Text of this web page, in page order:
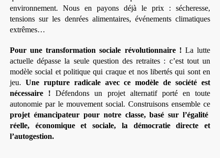
environnement. Nous en payons déjà le prix : sécheresse,
tensions sur les denrées alimentaires, événements climatiques
extrêmes…
Pour une transformation sociale révolutionnaire ! La lutte
actuelle dépasse la seule question des retraites : c’est tout un
modèle social et politique qui craque et nos libertés qui sont en
jeu. Une rupture radicale avec ce modèle de société est
nécessaire ! Défendons un projet alternatif porté en toute
autonomie par le mouvement social. Construisons ensemble ce
projet émancipateur pour notre classe, basé sur l’égalité
réelle, économique et sociale, la démocratie directe et
l’autogestion.